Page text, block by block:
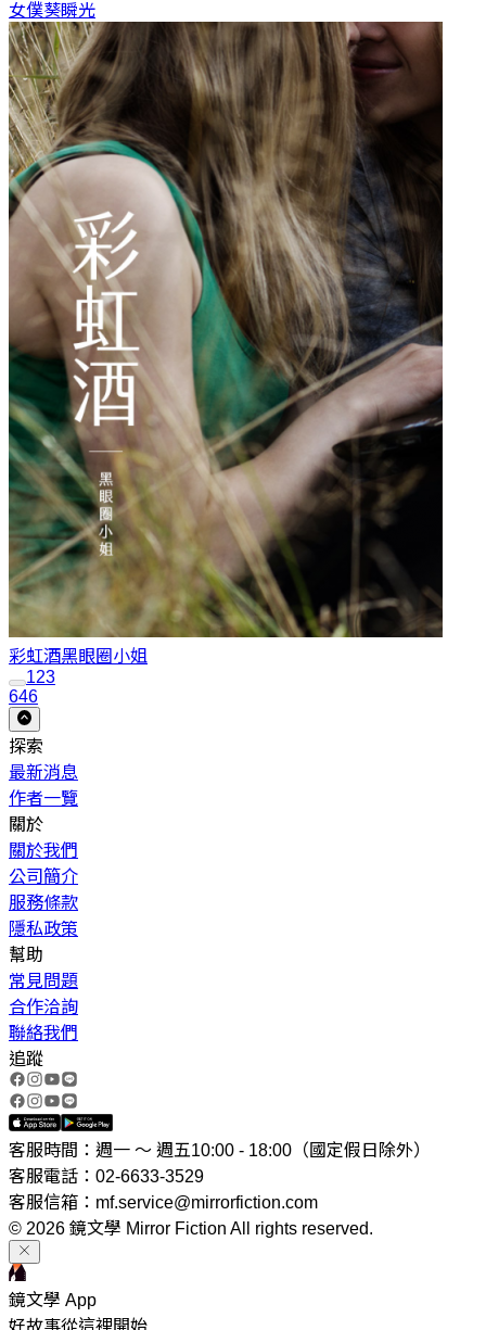
女僕葵瞬光
彩虹酒黑眼圈小姐
123
646
探索
最新消息
作者一覽
關於
關於我們
公司簡介
服務條款
隱私政策
幫助
常見問題
合作洽詢
聯絡我們
追蹤
客服時間：週一 ～ 週五10:00 - 18:00（國定假日除外）
客服電話：02-6633-3529
客服信箱：mf.service@mirrorfiction.com
© 2026 鏡文學 Mirror Fiction All rights reserved.
鏡文學 App
好故事從這裡開始